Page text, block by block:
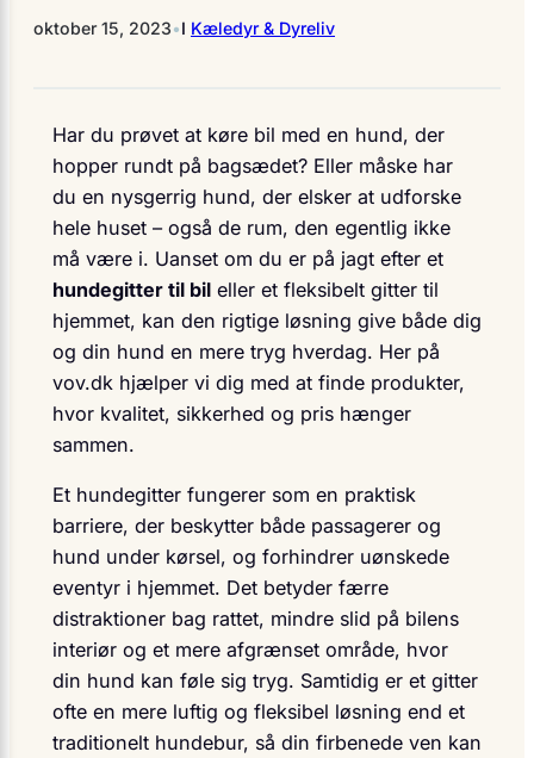
oktober 15, 2023•I Kæledyr & Dyreliv
Har du prøvet at køre bil med en hund, der
hopper rundt på bagsædet? Eller måske har
du en nysgerrig hund, der elsker at udforske
hele huset – også de rum, den egentlig ikke
må være i. Uanset om du er på jagt efter et
hundegitter til bil eller et fleksibelt gitter til
hjemmet, kan den rigtige løsning give både dig
og din hund en mere tryg hverdag. Her på
vov.dk hjælper vi dig med at finde produkter,
hvor kvalitet, sikkerhed og pris hænger
sammen.
Et hundegitter fungerer som en praktisk
barriere, der beskytter både passagerer og
hund under kørsel, og forhindrer uønskede
eventyr i hjemmet. Det betyder færre
distraktioner bag rattet, mindre slid på bilens
interiør og et mere afgrænset område, hvor
din hund kan føle sig tryg. Samtidig er et gitter
ofte en mere luftig og fleksibel løsning end et
traditionelt hundebur, så din firbenede ven kan